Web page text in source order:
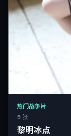
热门战争片
5 张
黎明冰点